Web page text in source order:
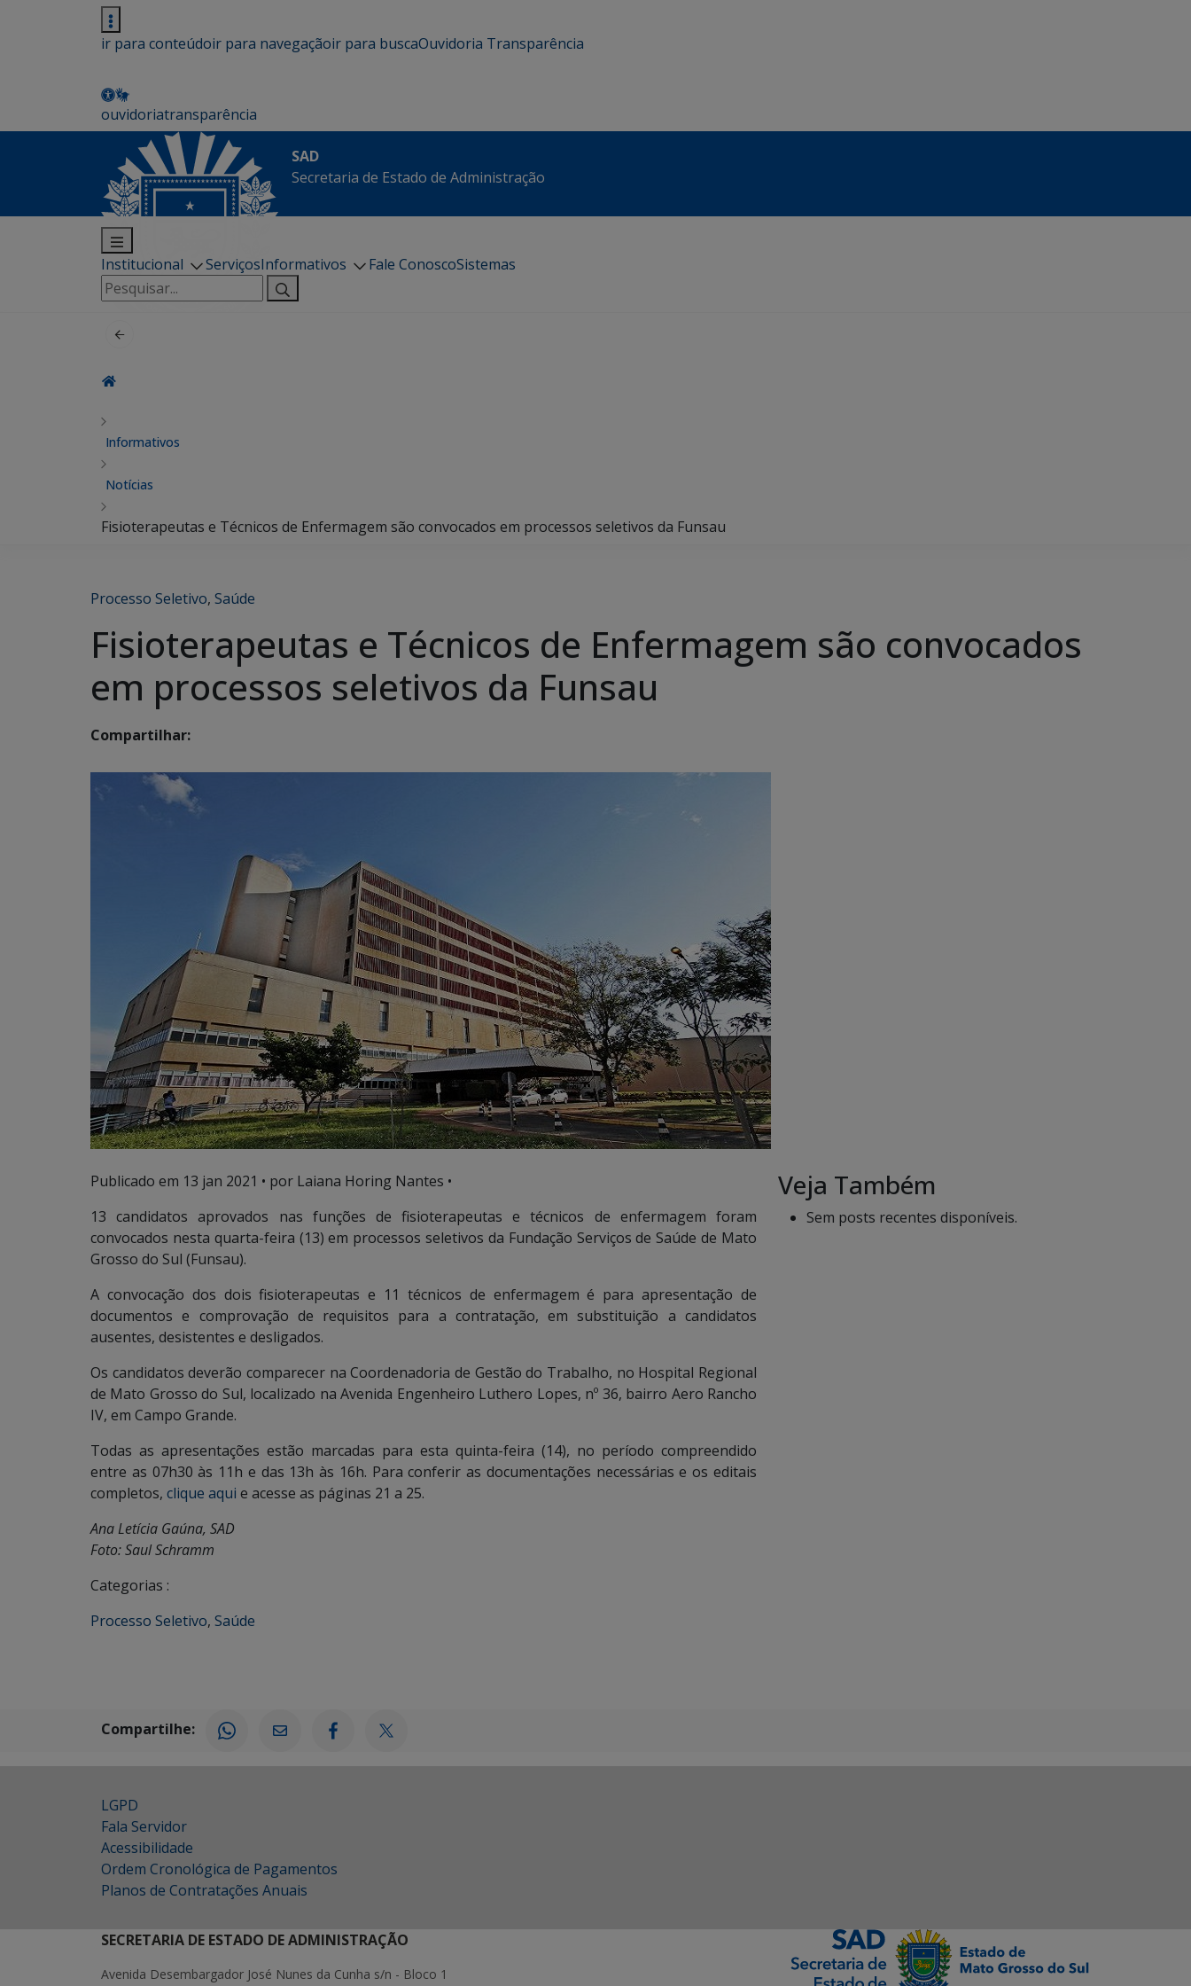
ir para conteúdoir para navegaçãoir para buscaOuvidoria Transparência
ouvidoriatransparência
SAD
Secretaria de Estado de Administração
Institucional ServiçosInformativos Fale ConoscoSistemas
Pesquisar
por:
Informativos
Notícias
Fisioterapeutas e Técnicos de Enfermagem são convocados em processos seletivos da Funsau
Processo Seletivo, Saúde
Fisioterapeutas e Técnicos de Enfermagem são convocados
em processos seletivos da Funsau
Compartilhar:
Publicado em 13 jan 2021 • por Laiana Horing Nantes •
13 candidatos aprovados nas funções de fisioterapeutas e técnicos de enfermagem foram
convocados nesta quarta-feira (13) em processos seletivos da Fundação Serviços de Saúde de Mato
Grosso do Sul (Funsau).
A convocação dos dois fisioterapeutas e 11 técnicos de enfermagem é para apresentação de
documentos e comprovação de requisitos para a contratação, em substituição a candidatos
ausentes, desistentes e desligados.
Os candidatos deverão comparecer na Coordenadoria de Gestão do Trabalho, no Hospital Regional
de Mato Grosso do Sul, localizado na Avenida Engenheiro Luthero Lopes, nº 36, bairro Aero Rancho
IV, em Campo Grande.
Todas as apresentações estão marcadas para esta quinta-feira (14), no período compreendido
entre as 07h30 às 11h e das 13h às 16h. Para conferir as documentações necessárias e os editais
completos, clique aqui e acesse as páginas 21 a 25.
Ana Letícia Gaúna, SAD
Foto: Saul Schramm
Categorias :
Processo Seletivo, Saúde
Veja Também
Sem posts recentes disponíveis.
Compartilhe:
LGPD
Fala Servidor
Acessibilidade
Ordem Cronológica de Pagamentos
Planos de Contratações Anuais
SECRETARIA DE ESTADO DE ADMINISTRAÇÃO
Avenida Desembargador José Nunes da Cunha s/n - Bloco 1